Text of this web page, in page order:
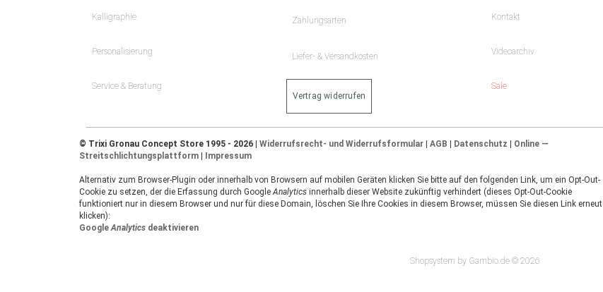
Kalligraphie
Personalisierung
Service & Beratung
Zahlungsarten
Liefer- & Versandkosten
Vertrag widerrufen
Kontakt
Videoarchiv
Sale
© Trixi Gronau Concept Store 1995 - 2026 | Widerrufsrecht- und Widerrufsformular | AGB | Datenschutz | Online —
Streitschlichtungsplattform | Impressum
Alternativ zum Browser-Plugin oder innerhalb von Browsern auf mobilen Geräten klicken Sie bitte auf den folgenden Link, um ein Opt-Out-
Cookie zu setzen, der die Erfassung durch Google Analytics innerhalb dieser Website zukünftig verhindert (dieses Opt-Out-Cookie
funktioniert nur in diesem Browser und nur für diese Domain, löschen Sie Ihre Cookies in diesem Browser, müssen Sie diesen Link erneut
klicken):
Google Analytics deaktivieren
Shopsystem by Gambio.de © 2026